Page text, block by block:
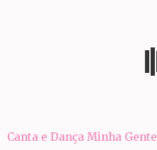
Navegação
Canta e Dança Minha Gente